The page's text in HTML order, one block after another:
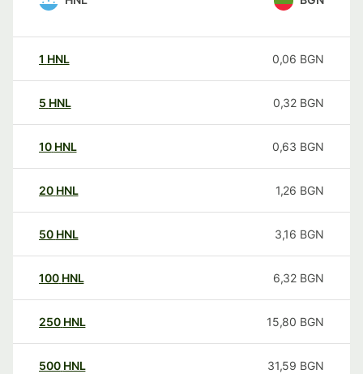
1 HNL 0,06 BGN
5 HNL 0,32 BGN
10 HNL 0,63 BGN
20 HNL 1,26 BGN
50 HNL 3,16 BGN
100 HNL 6,32 BGN
250 HNL 15,80 BGN
500 HNL 31,59 BGN